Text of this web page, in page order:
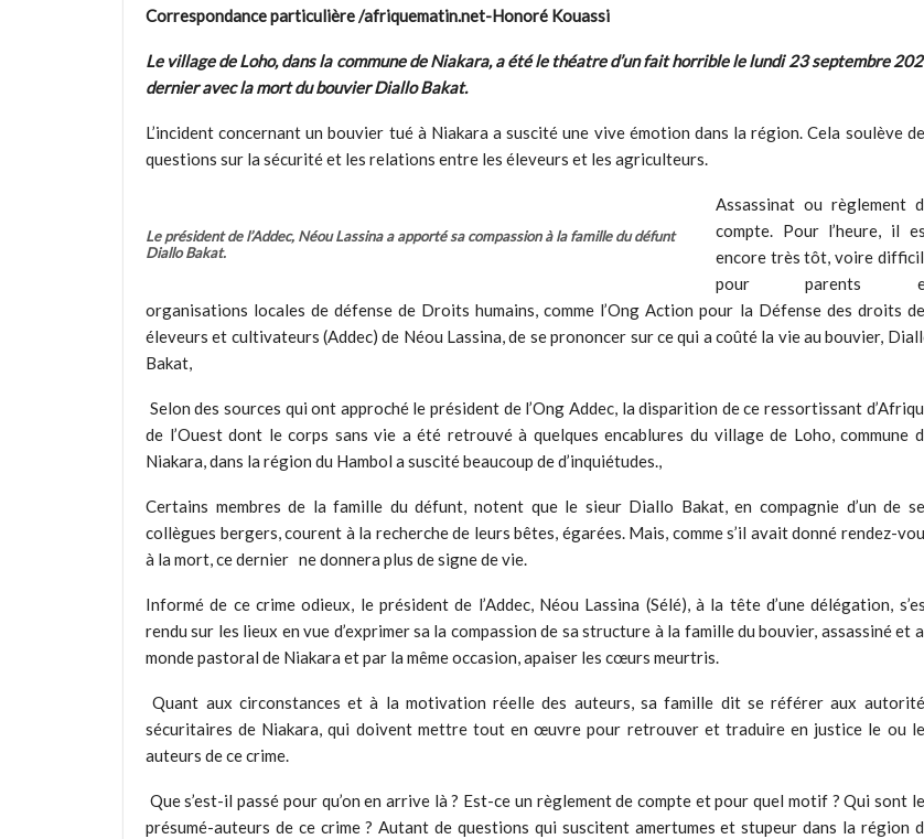
Correspondance particulière /afriquematin.net-Honoré Kouassi
Le village de Loho, dans la commune de Niakara, a été le théatre d’un fait horrible le lundi 23 septembre
dernier avec la mort du bouvier Diallo Bakat.
L’incident concernant un bouvier tué à Niakara a suscité une vive émotion dans la région. Cela soulève
questions sur la sécurité et les relations entre les éleveurs et les agriculteurs.
Le président de l’Addec, Néou Lassina a apporté sa compassion à la famille du défunt
Diallo Bakat.
Assassinat ou règlement
compte. Pour l’heure, il
encore très tôt, voire
pour parents
organisations locales de défense de Droits humains, comme l’Ong Action pour la Défense des droits
éleveurs et cultivateurs (Addec) de Néou Lassina, de se prononcer sur ce qui a coûté la vie au bouvier,
Bakat,
Selon des sources qui ont approché le président de l’Ong Addec, la disparition de ce ressortissant
de l’Ouest dont le corps sans vie a été retrouvé à quelques encablures du village de Loho, commune
Niakara, dans la région du Hambol a suscité beaucoup de d’inquiétudes.,
Certains membres de la famille du défunt, notent que le sieur Diallo Bakat, en compagnie d’un de
collègues bergers, courent à la recherche de leurs bêtes, égarées. Mais, comme s’il avait donné rendez-
à la mort, ce dernier ne donnera plus de signe de vie.
Informé de ce crime odieux, le président de l’Addec, Néou Lassina (Sélé), à la tête d’une délégation,
rendu sur les lieux en vue d’exprimer sa la compassion de sa structure à la famille du bouvier, assassiné et
monde pastoral de Niakara et par la même occasion, apaiser les cœurs meurtris.
Quant aux circonstances et à la motivation réelle des auteurs, sa famille dit se référer aux
sécuritaires de Niakara, qui doivent mettre tout en œuvre pour retrouver et traduire en justice le ou
auteurs de ce crime.
Que s’est-il passé pour qu’on en arrive là ? Est-ce un règlement de compte et pour quel motif ? Qui sont
présumé-auteurs de ce crime ? Autant de questions qui suscitent amertumes et stupeur dans la région